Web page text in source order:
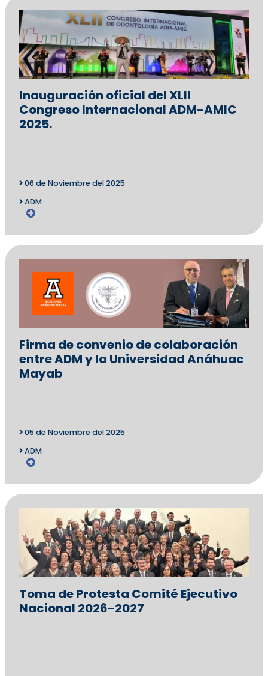
Inauguración oficial del XLII
Congreso Internacional ADM-AMIC
2025.
06 de Noviembre del 2025
ADM
Firma de convenio de colaboración
entre ADM y la Universidad Anáhuac
Mayab
05 de Noviembre del 2025
ADM
Toma de Protesta Comité Ejecutivo
Nacional 2026-2027